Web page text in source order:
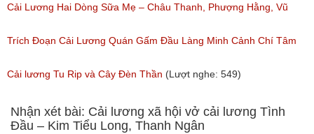
Ngân, NSƯT Vũ Linh
(Lượt nghe: 191)
Cải Lương Hai Dòng Sữa Mẹ – Châu Thanh, Phượng Hằng, Vũ
Minh Vương, Linh Vương, Phương Hồng Thủy
(Lượt nghe: 609)
Trích Đoạn Cải Lương Quán Gấm Đầu Làng Minh Cảnh Chí Tâm
(Lượt nghe: 285)
Cải lương Tu Rip và Cây Đèn Thần (Lượt nghe: 549)
Nhận xét bài: Cải lương xã hội vở cải lương Tình
Đầu – Kim Tiểu Long, Thanh Ngân